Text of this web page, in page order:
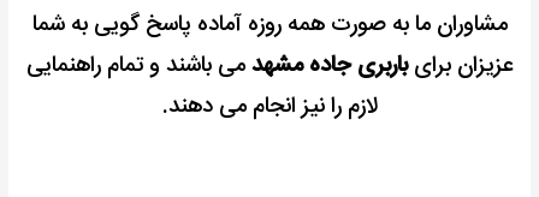
مشاوران ما به صورت همه روزه آماده پاسخ گویی به شما
عزیزان برایباربری جاده مشهدمی باشند و تمام راهنمایی
لازم را نیز انجام می دهند.